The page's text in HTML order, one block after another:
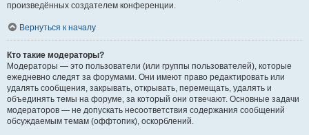
произведённых создателем конференции.
Вернуться к началу
Кто такие модераторы?
Модераторы — это пользователи (или группы пользователей), которые
ежедневно следят за форумами. Они имеют право редактировать или
удалять сообщения, закрывать, открывать, перемещать, удалять и
объединять темы на форуме, за который они отвечают. Основные задачи
модераторов — не допускать несоответствия содержания сообщений
обсуждаемым темам (оффтопик), оскорблений.